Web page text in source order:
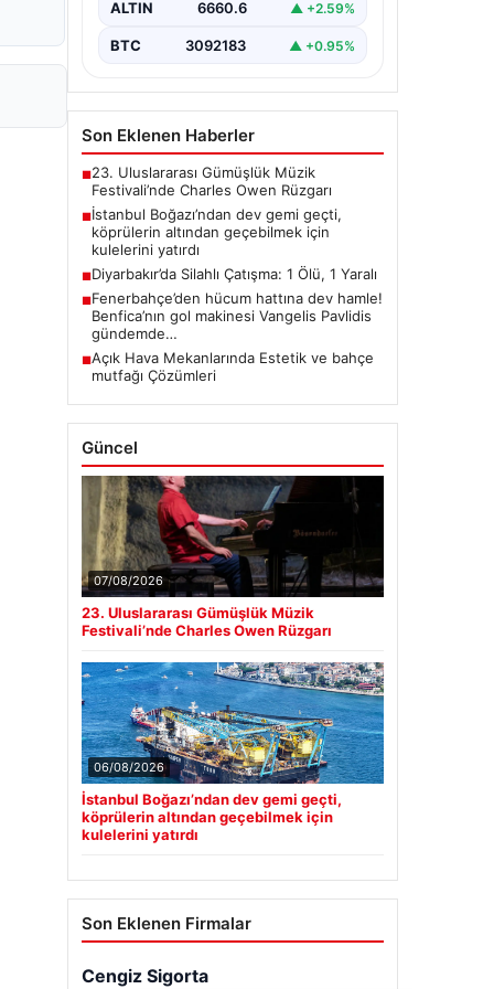
ALTIN 6660.6 ▲ +2.59%
BTC 3092183 ▲ +0.95%
Son Eklenen Haberler
■23. Uluslararası Gümüşlük Müzik
Festivali’nde Charles Owen Rüzgarı
■İstanbul Boğazı’ndan dev gemi geçti,
köprülerin altından geçebilmek için
kulelerini yatırdı
■Diyarbakır’da Silahlı Çatışma: 1 Ölü, 1 Yaralı
■Fenerbahçe’den hücum hattına dev hamle!
Benfica’nın gol makinesi Vangelis Pavlidis
gündemde…
■Açık Hava Mekanlarında Estetik ve bahçe
mutfağı Çözümleri
Güncel
07/08/2026
23. Uluslararası Gümüşlük Müzik
Festivali’nde Charles Owen Rüzgarı
06/08/2026
İstanbul Boğazı’ndan dev gemi geçti,
köprülerin altından geçebilmek için
kulelerini yatırdı
Son Eklenen Firmalar
Cengiz Sigorta